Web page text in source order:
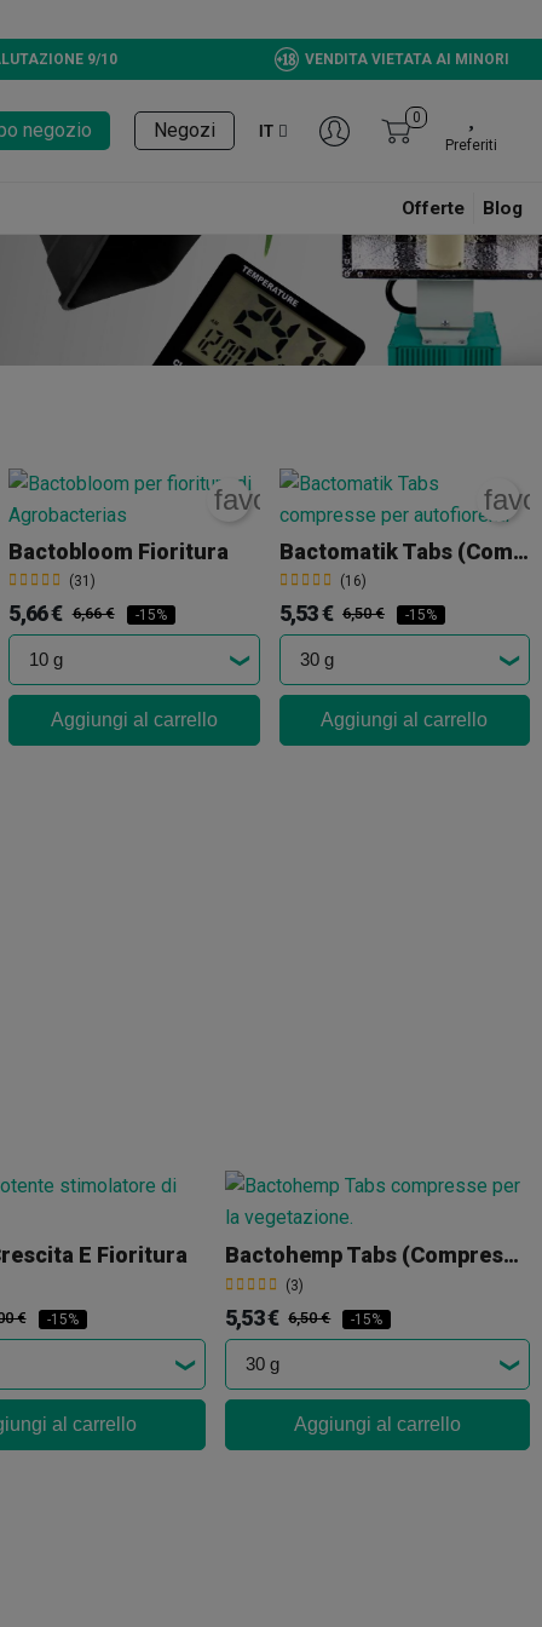
9/10 VENDITA VIETATA AI MINORI
negozio Negozi IT
0
Preferiti
Offerte Blog
Bactobloom Fioritura
(31)
favorite_border
5,66 € 6,66 € -15%
Aggiungi al carrello
Bactomatik Tabs (Compresse)
(16)
5,53 € 6,50 € -15%
Aggiungi al carrello
E Fioritura
€ -15%
al carrello
Bactohemp Tabs (Compresse)
(3)
5,53 € 6,50 € -15%
Aggiungi al carrello